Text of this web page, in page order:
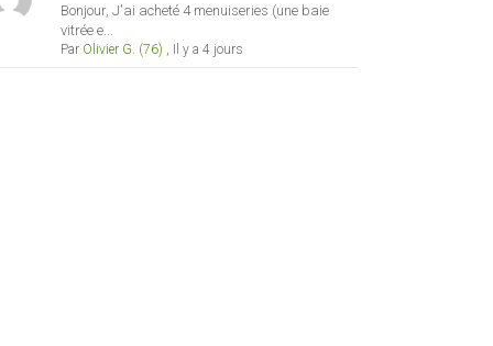
Bonjour, J'ai acheté 4 menuiseries (une baie
vitrée e...
Par Olivier G. (76) Il y a 4 jours